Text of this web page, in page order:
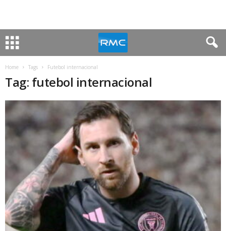
Home Tags Futebol internacional
Tag: futebol internacional